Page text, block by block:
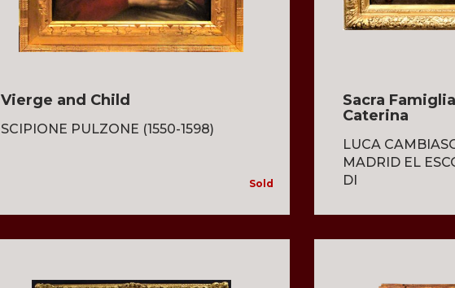
Vierge and Child
SCIPIONE PULZONE (1550-1598)
Sold
Sacra
Caterina
LUCA
MADRID EL
DI